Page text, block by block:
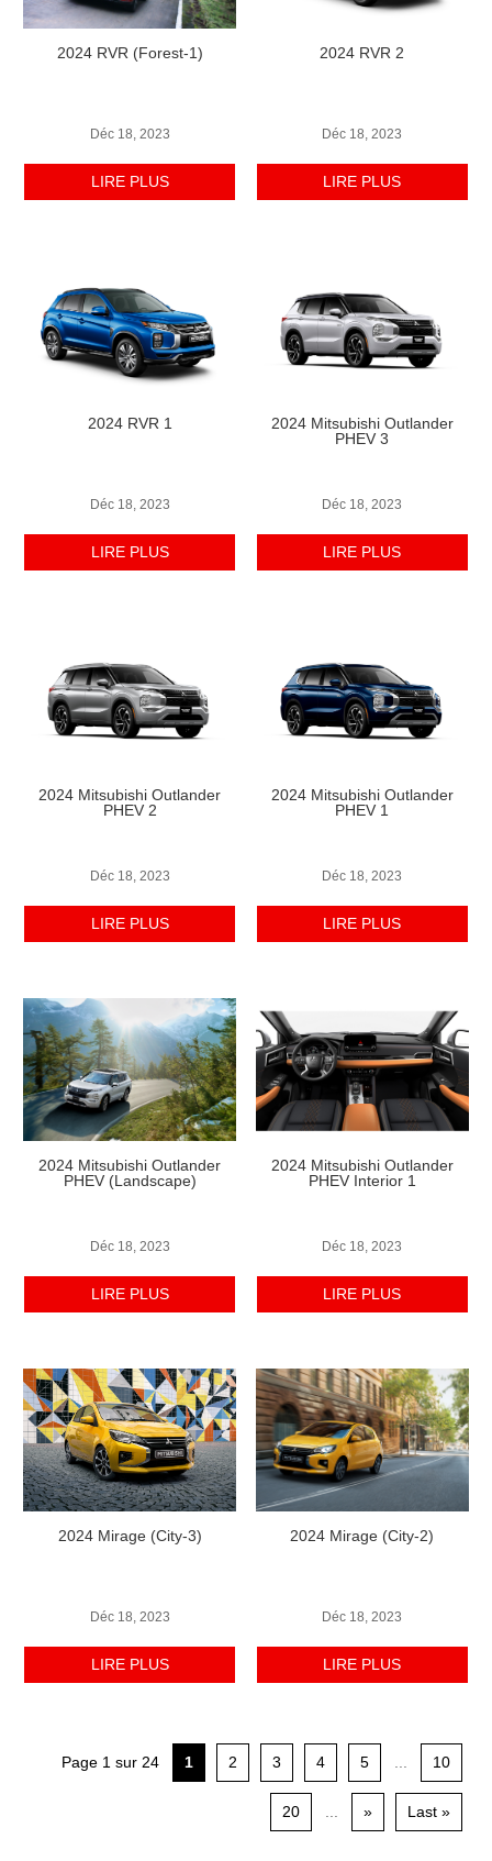
2024 RVR (Forest-1)
Déc 18, 2023
LIRE PLUS
2024 RVR 1
Déc 18, 2023
LIRE PLUS
2024 Mitsubishi Outlander
PHEV 2
Déc 18, 2023
LIRE PLUS
2024 Mitsubishi Outlander
PHEV (Landscape)
Déc 18, 2023
LIRE PLUS
2024 Mirage (City-3)
Déc 18, 2023
LIRE PLUS
2024 RVR 2
Déc 18, 2023
LIRE PLUS
2024 Mitsubishi Outlander
PHEV 3
Déc 18, 2023
LIRE PLUS
2024 Mitsubishi Outlander
PHEV 1
Déc 18, 2023
LIRE PLUS
2024 Mitsubishi Outlander
PHEV Interior 1
Déc 18, 2023
LIRE PLUS
2024 Mirage (City-2)
Déc 18, 2023
LIRE PLUS
Page 1 sur 24 1 2 3 4 5 ... 10
20 ... » Last »